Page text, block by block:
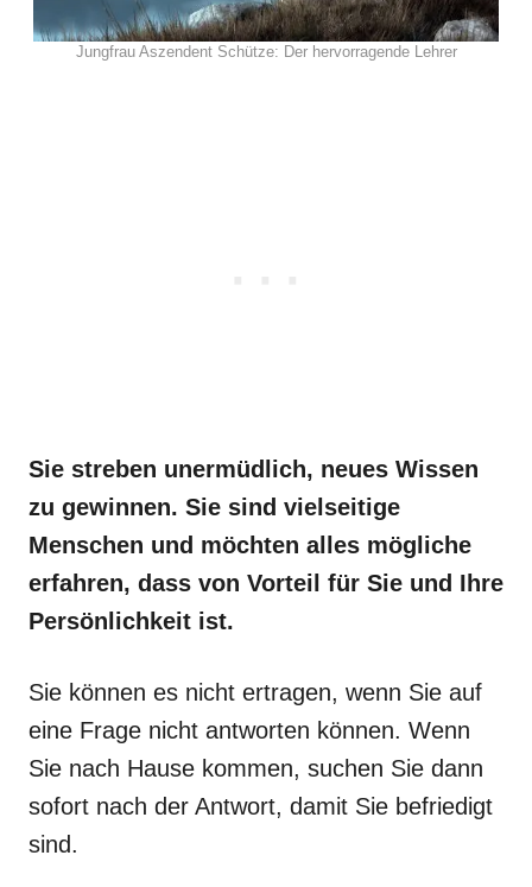
Jungfrau Aszendent Schütze: Der hervorragende Lehrer
Sie streben unermüdlich, neues Wissen
zu gewinnen. Sie sind vielseitige
Menschen und möchten alles mögliche
erfahren, dass von Vorteil für Sie und Ihre
Persönlichkeit ist.
Sie können es nicht ertragen, wenn Sie auf
eine Frage nicht antworten können. Wenn
Sie nach Hause kommen, suchen Sie dann
sofort nach der Antwort, damit Sie befriedigt
sind.